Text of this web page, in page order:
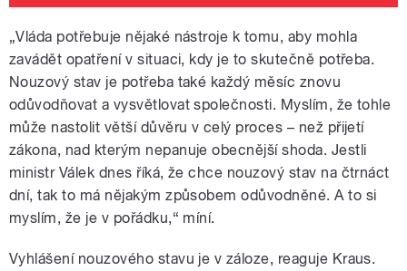
„Vláda potřebuje nějaké nástroje k tomu, aby mohla
zavádět opatření v situaci, kdy je to skutečně potřeba.
Nouzový stav je potřeba také každý měsíc znovu
odůvodňovat a vysvětlovat společnosti. Myslím, že tohle
může nastolit větší důvěru v celý proces – než přijetí
zákona, nad kterým nepanuje obecnější shoda. Jestli
ministr Válek dnes říká, že chce nouzový stav na čtrnáct
dní, tak to má nějakým způsobem odůvodněné. A to si
myslím, že je v pořádku,“ míní.
Vyhlášení nouzového stavu je v záloze, reaguje Kraus.